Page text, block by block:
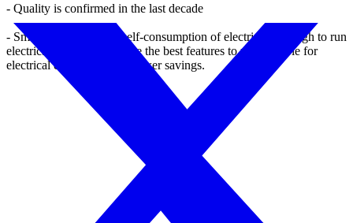
- Quality is confirmed in the last decade
- Smooth running self-consumption of electricity enough to run
electrical
promote the best features to use durable for
electrical equipment
power savings.